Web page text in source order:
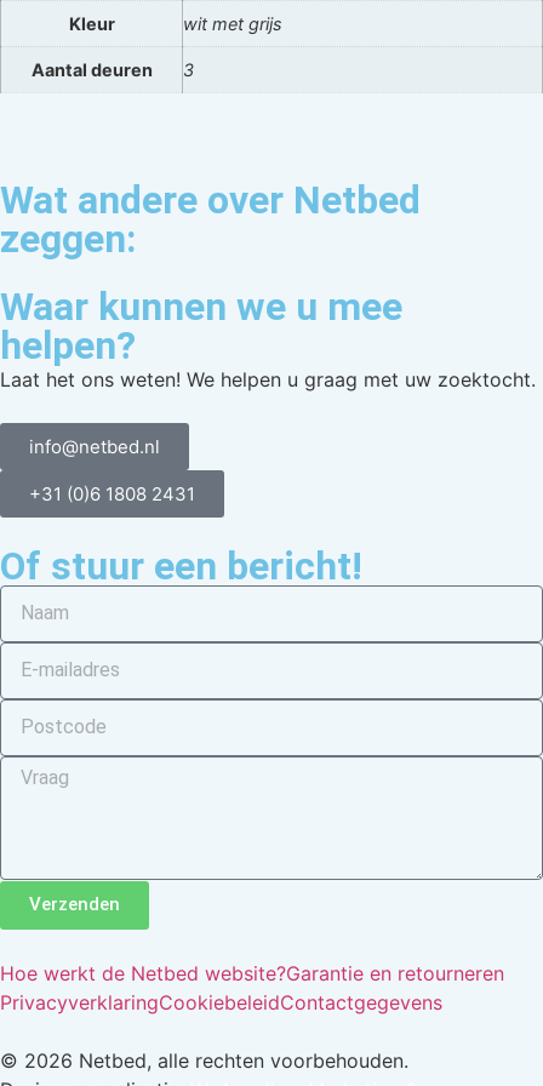
Kleur wit met grijs
Aantal deuren 3
Wat andere over Netbed
zeggen:
Waar kunnen we u mee
helpen?
Laat het ons weten! We helpen u graag met uw zoektocht.
info@netbed.nl
+31 (0)6 1808 2431
Of stuur een bericht!
Verzenden
Hoe werkt de Netbed website?Garantie en retourneren
PrivacyverklaringCookiebeleidContactgegevens
© 2026 Netbed, alle rechten voorbehouden.